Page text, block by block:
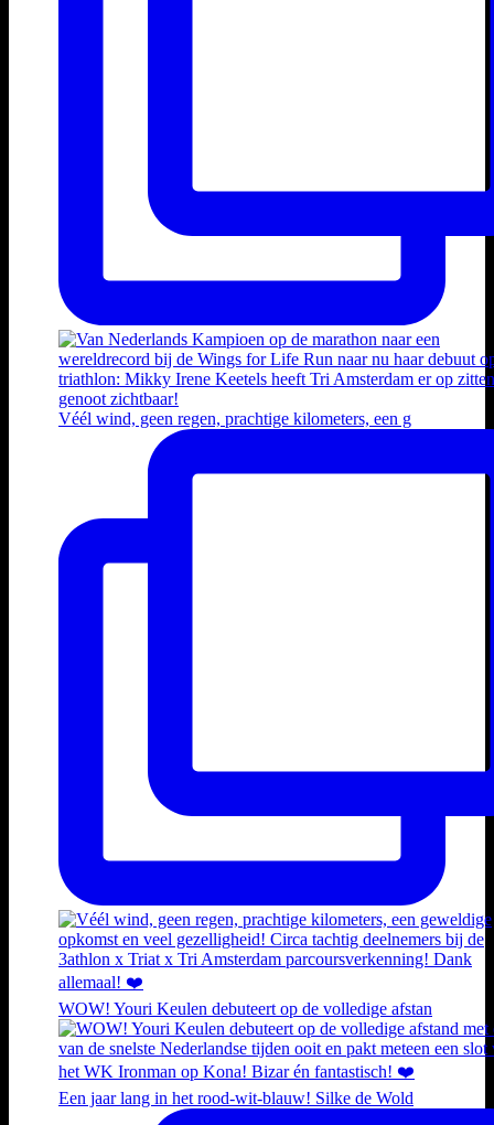
Véél wind, geen regen, prachtige kilometers, een g
WOW! Youri Keulen debuteert op de volledige afstan
Een jaar lang in het rood-wit-blauw! Silke de Wold